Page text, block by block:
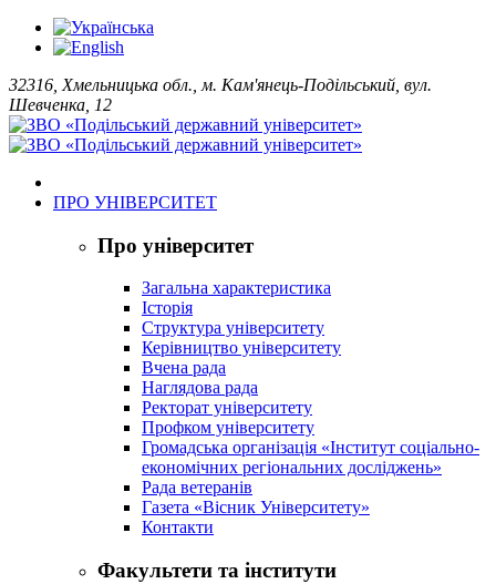
32316, Хмельницька обл., м. Кам'янець-Подільський, вул.
Шевченка, 12
ПРО УНІВЕРСИТЕТ
Про університет
Загальна характеристика
Історія
Структура університету
Керівництво університету
Вчена рада
Наглядова рада
Ректорат університету
Профком університету
Громадська організація «Інститут соціально-
економічних регіональних досліджень»
Рада ветеранів
Газета «Вісник Університету»
Контакти
Факультети та інститути